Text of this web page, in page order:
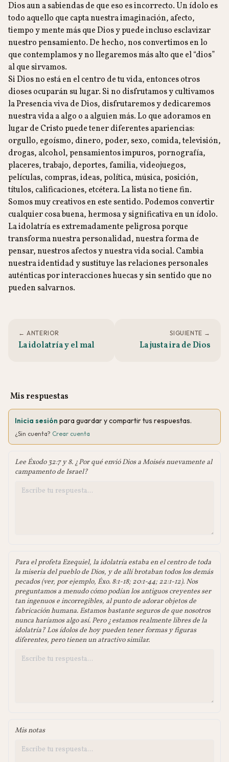
Dios aun a sabiendas de que eso es incorrecto. Un ídolo es
todo aquello que capta nuestra imaginación, afecto,
tiempo y mente más que Dios y puede incluso esclavizar
nuestro pensamiento. De hecho, nos convertimos en lo
que contemplamos y no llegaremos más alto que el “dios”
al que sirvamos.
Si Dios no está en el centro de tu vida, entonces otros
dioses ocuparán su lugar. Si no disfrutamos y cultivamos
la Presencia viva de Dios, disfrutaremos y dedicaremos
nuestra vida a algo o a alguien más. Lo que adoramos en
lugar de Cristo puede tener diferentes apariencias:
orgullo, egoísmo, dinero, poder, sexo, comida, televisión,
drogas, alcohol, pensamientos impuros, pornografía,
placeres, trabajo, deportes, familia, videojuegos,
películas, compras, ideas, política, música, posición,
títulos, calificaciones, etcétera. La lista no tiene fin.
Somos muy creativos en este sentido. Podemos convertir
cualquier cosa buena, hermosa y significativa en un ídolo.
La idolatría es extremadamente peligrosa porque
transforma nuestra personalidad, nuestra forma de
pensar, nuestros afectos y nuestra vida social. Cambia
nuestra identidad y sustituye las relaciones personales
auténticas por interacciones huecas y sin sentido que no
pueden salvarnos.
← ANTERIOR
La idolatría y el mal
SIGUIENTE →
La justa ira de Dios
Mis respuestas
Inicia sesión para guardar y compartir tus respuestas.
¿Sin cuenta? Crear cuenta
Lee Éxodo 32:7 y 8. ¿Por qué envió Dios a Moisés nuevamente al
campamento de Israel?
Para el profeta Ezequiel, la idolatría estaba en el centro de toda
la miseria del pueblo de Dios, y de allí brotaban todos los demás
pecados (ver, por ejemplo, Éxo. 8:1-18; 20:1-44; 22:1-12). Nos
preguntamos a menudo cómo podían los antiguos creyentes ser
tan ingenuos e incorregibles, al punto de adorar objetos de
fabricación humana. Estamos bastante seguros de que nosotros
nunca haríamos algo así. Pero ¿estamos realmente libres de la
idolatría? Los ídolos de hoy pueden tener formas y figuras
diferentes, pero tienen un atractivo similar.
Mis notas